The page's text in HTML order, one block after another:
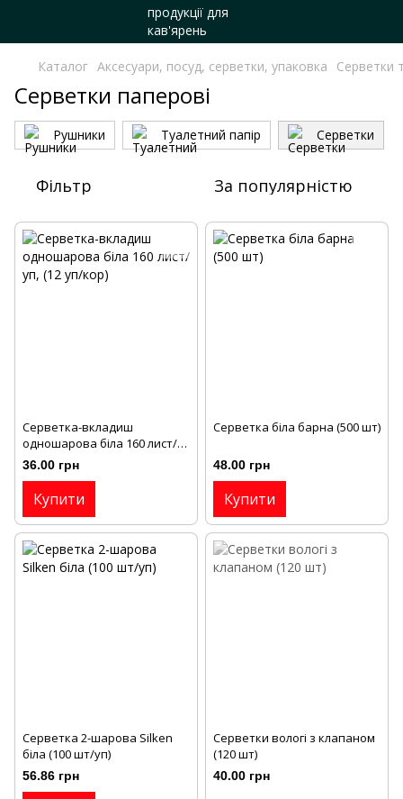
Каталог Аксесуари, посуд, серветки, упаковка Серветки
Серветки паперові
Рушники Туалетний папір Серветки
Фільтр За популярністю
Серветка-вкладиш
одношарова біла 160 лист/
уп, (12 уп/кор)
36.00 грн
Купити
Серветка біла барна (500 шт)
48.00 грн
Купити
Серветка 2-шарова Silken
біла (100 шт/уп)
56.86 грн
Серветки вологі з клапаном
(120 шт)
40.00 грн